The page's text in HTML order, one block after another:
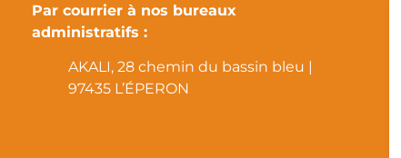
Par courrier à nos bureaux
administratifs :
AKALI, 28 chemin du bassin bleu |
97435 L’ÉPERON